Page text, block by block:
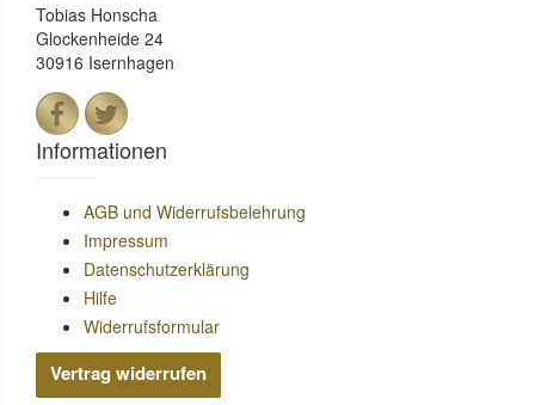
Tobias Honscha
Glockenheide 24
30916 Isernhagen
Informationen
AGB und Widerrufsbelehrung
Impressum
Datenschutzerklärung
Hilfe
Widerrufsformular
Vertrag widerrufen